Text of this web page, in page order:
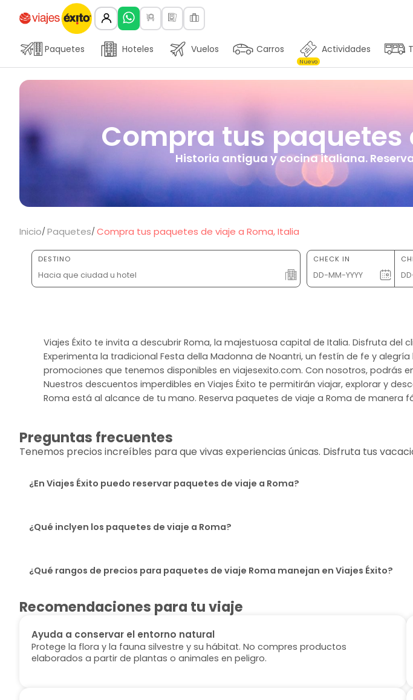
Paquetes Hoteles Vuelos Carros Actividades
Nuevo
Compra tus paquetes
Historia antigua y cocina italiana.
Inicio Paquetes Compra tus paquetes de viaje a Roma, Italia
DESTINO CHECK IN
Viajes Éxito te invita a descubrir Roma, la majestuosa capital de Italia. Disfruta
Experimenta la tradicional Festa della Madonna de Noantri, un festín de fe y
promociones que tenemos disponibles en viajesexito.com. Con nosotros, podrás
Nuestros descuentos imperdibles en Viajes Éxito te permitirán viajar, explorar y
Roma está al alcance de tu mano. Reserva paquetes de viaje a Roma de manera
Preguntas frecuentes
Tenemos precios increíbles para que vivas experiencias únicas. Disfruta tus
¿En Viajes Éxito puedo reservar paquetes de viaje a Roma?
¿Qué inclyen los paquetes de viaje a Roma?
¿Qué rangos de precios para paquetes de viaje Roma manejan en Viajes Éxito?
Recomendaciones para tu viaje
Ayuda a conservar el entorno natural
Protege la flora y la fauna silvestre y su hábitat. No compres productos
elaborados a partir de plantas o animales en peligro.